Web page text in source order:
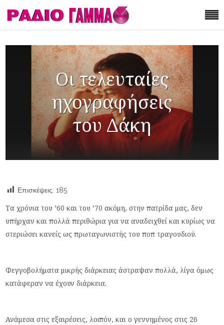
Οι τελευταίες
ηχογραφήσεις
του Δάκη
Επισκέψεις: 185
Τα χρόνια του ’60 και του ’70 ακόμη, στην πατρίδα μας, δεν
υπήρχαν και πολλά περιθώρια για να αναδειχθεί και κυρίως να
στεριώσει κανείς ως πρωταγωνιστής του ποπ τραγουδιού.
Φεγγοβολήματα μικρής διάρκειας άστραψαν πολλά, λίγα όμως
κατάφεραν να έχουν διάρκεια.
Ανάμεσα στις εξαιρέσεις, λοιπόν, και ο γεννημένος στις 26